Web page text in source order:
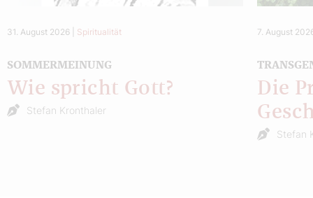
31. August 2026 Spiritualität
SOMMERMEINUNG
Wie spricht Gott?
Stefan Kronthaler
7. August
Die
Stefan